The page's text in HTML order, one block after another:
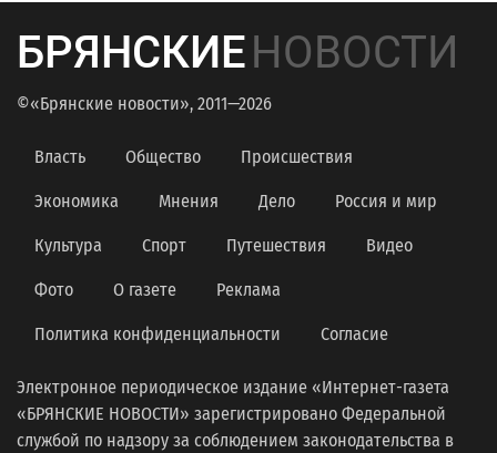
БРЯНСКИЕНОВОСТИ
©«Брянские новости», 2011—2026
Власть Общество Происшествия
Экономика Мнения Дело Россия и мир
Культура Спорт Путешествия Видео
Фото О газете Реклама
Политика конфиденциальности Согласие
Электронное периодическое издание «Интернет-газета
«БРЯНСКИЕ НОВОСТИ» зарегистрировано Федеральной
службой по надзору за соблюдением законодательства в